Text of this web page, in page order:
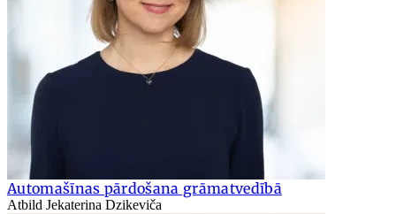
Automašīnas pārdošana grāmatvedībā
Atbild Jekaterina Dzikeviča